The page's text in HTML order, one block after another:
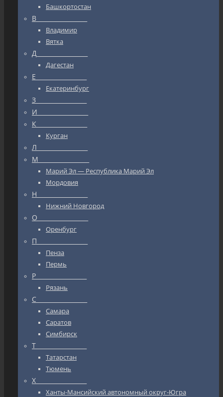
Башкортостан
В_________________
Владимир
Вятка
Д_________________
Дагестан
Е_________________
Екатеринбург
З_________________
И_________________
К_________________
Курган
Л_________________
М_________________
Марий Эл — Республика Марий Эл
Мордовия
Н_________________
Нижний Новгород
О_________________
Оренбург
П_________________
Пенза
Пермь
Р_________________
Рязань
С_________________
Самара
Саратов
Симбирск
Т_________________
Татарстан
Тюмень
Х_________________
Ханты-Мансийский автономный округ-Югра